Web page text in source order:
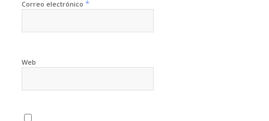
Correo electrónico *
Web